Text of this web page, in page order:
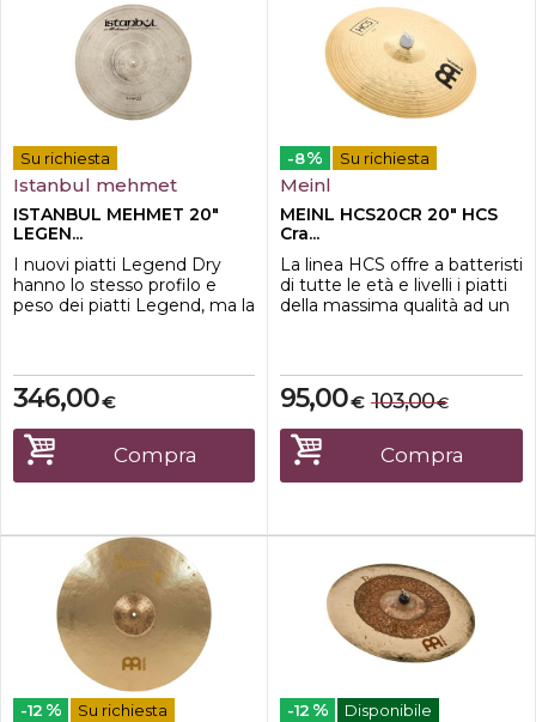
Su richiesta
Istanbul mehmet
ISTANBUL MEHMET 20"
LEGEN...
I nuovi piatti Legend Dry
hanno lo stesso profilo e
peso dei piatti Legend, ma la
complesso e asciutto.
€
346,00
Compra
-8% Su richiesta
Meinl
MEINL HCS20CR 20" HCS
Cra...
La linea HCS offre a batteristi
di tutte le età e livelli i piatti
della massima qualità ad un
tornio, tornitura a lama larga
e finitura tradizionale.
€
95,00 €
103,00
Compra
-12 % Su richiesta -12 % Disponibile